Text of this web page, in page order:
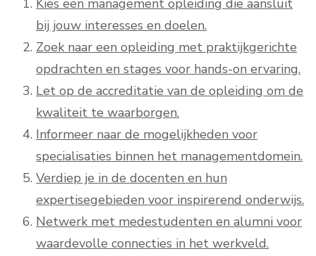
Kies een management opleiding die aansluit
bij jouw interesses en doelen.
Zoek naar een opleiding met praktijkgerichte
opdrachten en stages voor hands-on ervaring.
Let op de accreditatie van de opleiding om de
kwaliteit te waarborgen.
Informeer naar de mogelijkheden voor
specialisaties binnen het managementdomein.
Verdiep je in de docenten en hun
expertisegebieden voor inspirerend onderwijs.
Netwerk met medestudenten en alumni voor
waardevolle connecties in het werkveld.